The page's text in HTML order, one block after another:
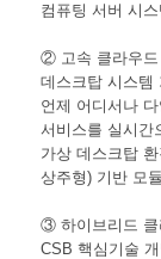
컴퓨팅 서버 시
② 고속 클라우드
데스크탑 시스템
언제 어디서나
서비스를 실시간
가상 데스크탑
상주형) 기반 모
③ 하이브리드 클
CSB 핵심기술